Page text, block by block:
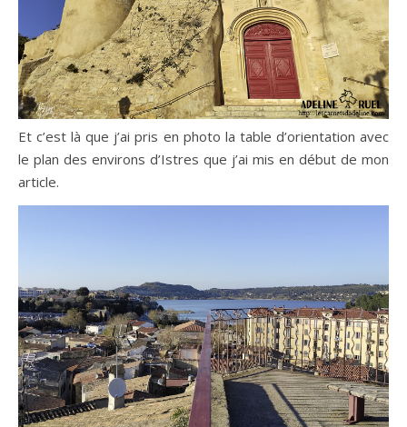
Et c’est là que j’ai pris en photo la table d’orientation avec
le plan des environs d’Istres que j’ai mis en début de mon
article.